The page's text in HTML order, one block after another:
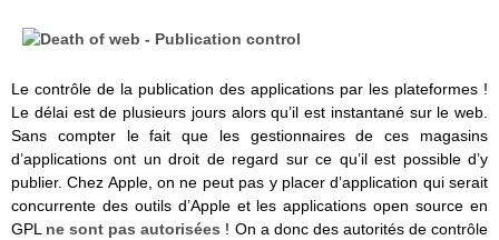
Le contrôle de la publication des applications par les plateformes !
Le délai est de plusieurs jours alors qu’il est instantané sur le web.
Sans compter le fait que les gestionnaires de ces magasins
d’applications ont un droit de regard sur ce qu’il est possible d’y
publier. Chez Apple, on ne peut pas y placer d’application qui serait
concurrente des outils d’Apple et les applications open source en
GPL ne sont pas autorisées ! On a donc des autorités de contrôle